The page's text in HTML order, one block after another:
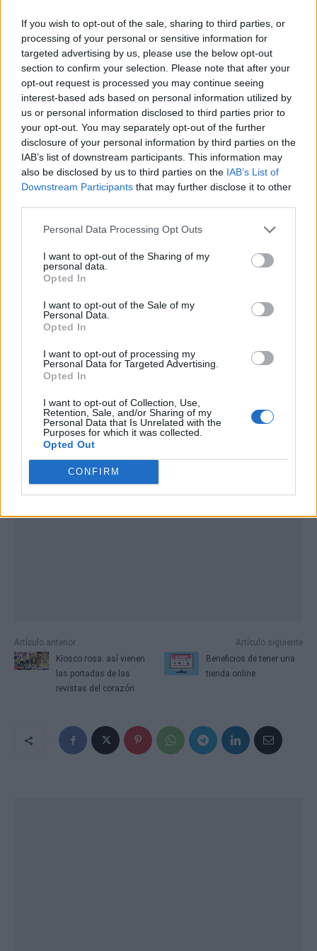
If you wish to opt-out of the sale, sharing to third parties, or
processing of your personal or sensitive information for
targeted advertising by us, please use the below opt-out
section to confirm your selection. Please note that after your
opt-out request is processed you may continue seeing
interest-based ads based on personal information utilized by
us or personal information disclosed to third parties prior to
your opt-out. You may separately opt-out of the further
disclosure of your personal information by third parties on the
IAB’s list of downstream participants. This information may
also be disclosed by us to third parties on the IAB’s List of
Downstream Participants that may further disclose it to other
Personal Data Processing Opt Outs
I want to opt-out of the Sharing of my
personal data.
Opted In
I want to opt-out of the Sale of my
Personal Data.
Opted In
I want to opt-out of processing my
Personal Data for Targeted Advertising.
Opted In
I want to opt-out of Collection, Use,
Retention, Sale, and/or Sharing of my
Personal Data that Is Unrelated with the
Purposes for which it was collected.
Opted Out
CONFIRM
debe trabajar para conseguir un almacén
limpio y libre de polvo, y adaptar estos métodos
a las necesidades específicas de su almacén.
Dado que cada almacén tendrá diferentes
generadores de polvo, la clave es identificarlos y
comenzar a abordarlos uno por uno. El hecho de
que encuentre a los culpables de su polvoriento
almacén no significa que todo necesite ser
resuelto de inmediato.
Publicidad
Artículo anterior
Kiosco rosa: así vienen
las portadas de las
revistas del corazón
Artículo siguiente
Beneficios de tener una
tienda online